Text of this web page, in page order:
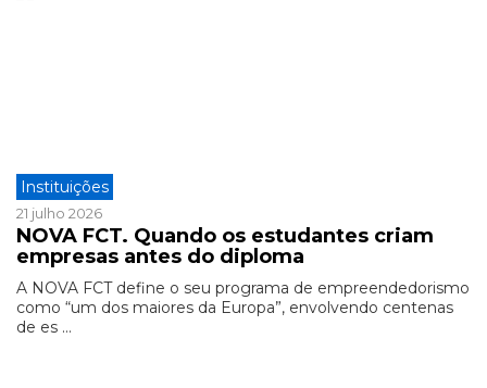
Instituições
21 julho 2026
NOVA FCT. Quando os estudantes criam
empresas antes do diploma
A NOVA FCT define o seu programa de empreendedorismo
como “um dos maiores da Europa”, envolvendo centenas
de es ...